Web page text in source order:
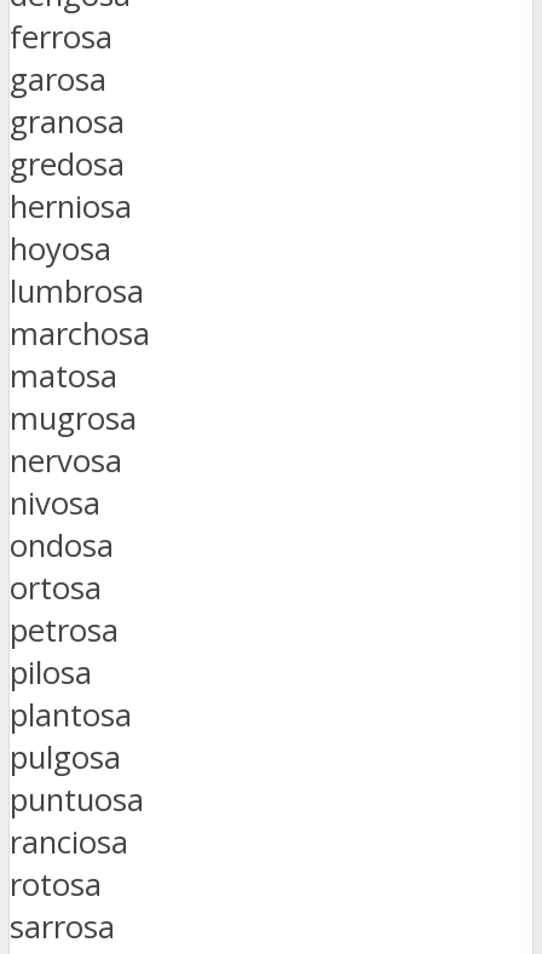
ferrosa
garosa
granosa
gredosa
herniosa
hoyosa
lumbrosa
marchosa
matosa
mugrosa
nervosa
nivosa
ondosa
ortosa
petrosa
pilosa
plantosa
pulgosa
puntuosa
ranciosa
rotosa
sarrosa